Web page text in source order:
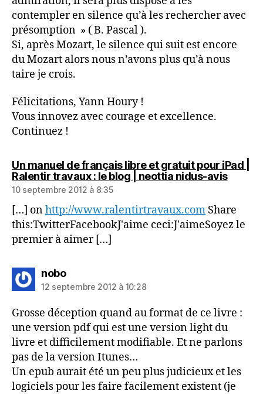
contempler en silence qu’à les rechercher avec
présomption » ( B. Pascal ).
Si, après Mozart, le silence qui suit est encore
du Mozart alors nous n’avons plus qu’à nous
taire je crois.
Félicitations, Yann Houry !
Vous innovez avec courage et excellence.
Continuez !
Un manuel de français libre et gratuit pour iPad |
Ralentir travaux : le blog | neottia nidus-avisdit :
10 septembre 2012 à 8:35
[…] onhttp://www.ralentirtravaux.com Share
this:TwitterFacebookJ'aime ceci:J'aimeSoyez le
premier à aimer […]
nobodit :
12 septembre 2012 à 10:28
Grosse déception quand au format de ce livre :
une version pdf qui est une version light du
livre et difficilement modifiable. Et ne parlons
pas de la version Itunes…
Un epub aurait été un peu plus judicieux et les
logiciels pour les faire facilement existent (je